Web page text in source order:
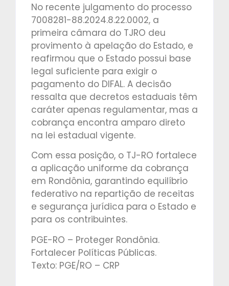
No recente julgamento do processo
7008281-88.2024.8.22.0002, a
primeira câmara do TJRO deu
provimento à apelação do Estado, e
reafirmou que o Estado possui base
legal suficiente para exigir o
pagamento do DIFAL. A decisão
ressalta que decretos estaduais têm
caráter apenas regulamentar, mas a
cobrança encontra amparo direto
na lei estadual vigente.
Com essa posição, o TJ-RO fortalece
a aplicação uniforme da cobrança
em Rondônia, garantindo equilíbrio
federativo na repartição de receitas
e segurança jurídica para o Estado e
para os contribuintes.
PGE-RO – Proteger Rondônia.
Fortalecer Políticas Públicas.
Texto: PGE/RO – CRP